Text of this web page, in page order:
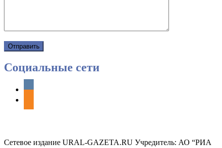
Социальные сети
vkontakte
Сетевое издание URAL-GAZETA.RU Учредитель: АО “РИА